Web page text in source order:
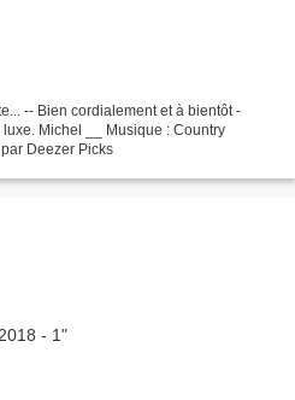
-- Bien cordialement et à bientôt -
Michel __ Musique : Country
Deezer Picks